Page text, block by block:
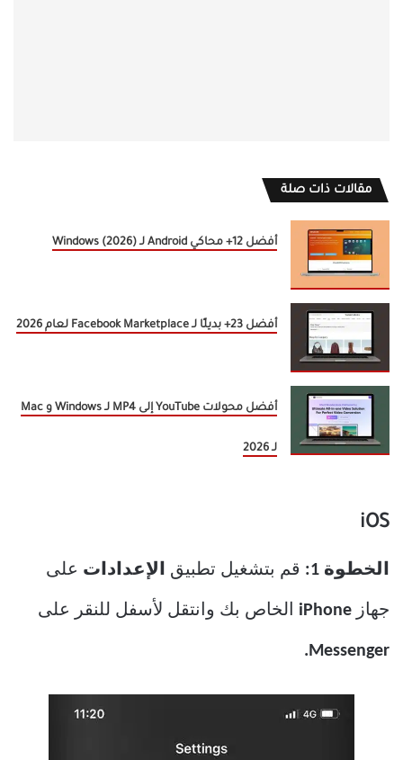
مقالات ذات صلة
أفضل 12+ محاكي Android لـ Windows (2026)
أفضل 23+ بديلًا لـ Facebook Marketplace لعام 2026
أفضل محولات YouTube إلى MP4 لـ Windows و Mac
لـ 2026
iOS
الخطوة 1: قم بتشغيل تطبيق الإعدادات على
جهاز iPhone الخاص بك وانتقل لأسفل للنقر على
Messenger.